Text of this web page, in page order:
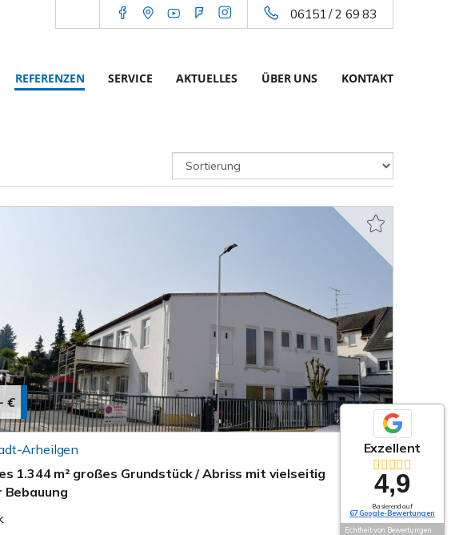
06151 / 2 69 83
REFERENZEN SERVICE AKTUELLES ÜBER UNS KONTAKT
€
Arheilgen
1.344 m² großes Grundstück / Abriss mit vielseitig
Exzellent
4,9
Basierend auf
67 Google-Bewertungen
Echtheit von Bewertungen